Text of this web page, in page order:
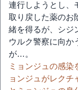
連行しようとし、
取り戻した薬のお
緒を得るが、シジ
ウルク警察に向か
が…。
ミョンジュの感染
ョンジュがレク